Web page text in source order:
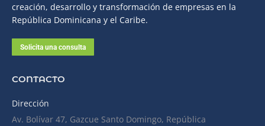
creación, desarrollo y transformación de empresas en la
República Dominicana y el Caribe.
Solicita una consulta
CONTACTO
Dirección
Av. Bolívar 47, Gazcue Santo Domingo, República